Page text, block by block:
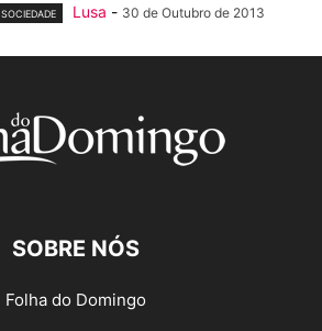
SOCIEDADE Lusa - 30 de Outubro de 2013
SOBRE NÓS
Folha do Domingo